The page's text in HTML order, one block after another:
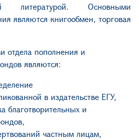
литературой. Основными
являются книгообмен, торговая
пополнения и
являются:
в издательстве ЕГУ,
благотворительных и
частным лицам,